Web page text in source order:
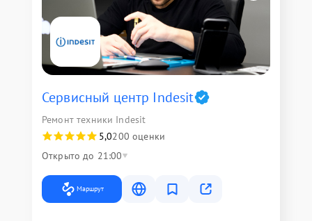
Сервисный центр Indesit
Ремонт техники Indesit
5,0200 оценки
Открыто до 21:00
Маршрут